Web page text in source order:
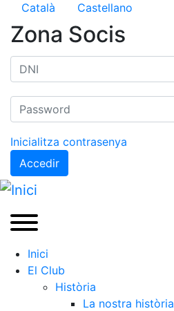
Català
Castellano
Zona Socis
Inicialitza contrasenya
Accedir
Inici
El Club
Història
La nostra història